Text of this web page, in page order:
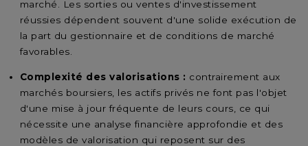
marché. Les sorties ou ventes d'investissement
réussies dépendent souvent d'une solide exécution de
la part du gestionnaire et de conditions de marché
favorables.
Complexité des valorisations : contrairement aux
marchés boursiers, les actifs privés ne font pas l'objet
d'une mise à jour fréquente de leurs cours, ce qui
nécessite une analyse financière approfondie et des
modèles de valorisation qui reposent sur des